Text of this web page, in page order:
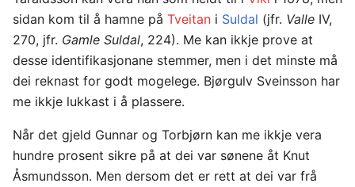
sidan kom til å hamne på Tveitan i Suldal (jfr. Valle IV,
270, jfr. Gamle Suldal, 224). Me kan ikkje prove at
desse identifikasjonane stemmer, men i det minste må
dei reknast for godt mogelege. Bjørgulv Sveinsson har
me ikkje lukkast i å plassere.
Når det gjeld Gunnar og Torbjørn kan me ikkje vera
hundre prosent sikre på at dei var sønene åt Knut
Åsmundsson. Men dersom det er rett at dei var frå